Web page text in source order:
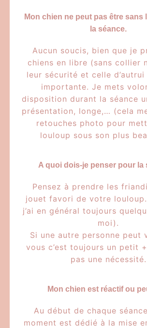
Mon chien ne peut pas être sans
la séance.
Aucun soucis, bien que je
chiens en libre (sans collier
leur sécurité et celle
importante. Je mets
disposition durant la séance
présentation, longe,… (cela
retouches photo pour
louloup sous son plus
A quoi dois-je penser pour la
Pensez à prendre les
jouet favori de votre
j’ai en général toujours
moi).
Si une autre personne peut
vous c’est toujours un petit +
pas une nécessité.
Mon chien est réactif ou
Au début de chaque
moment est dédié à la mise